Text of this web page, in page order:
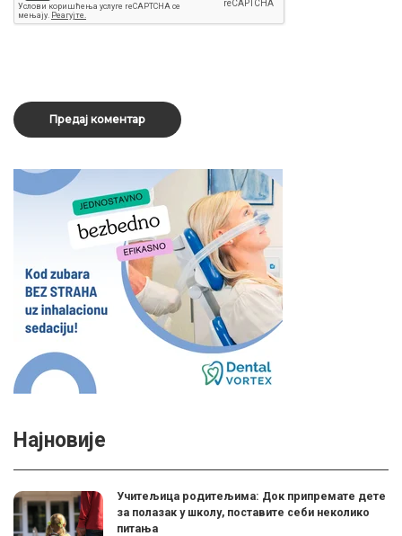
Најновије
Учитељица родитељима: Док припремате дете
за полазак у школу, поставите себи неколико
питања